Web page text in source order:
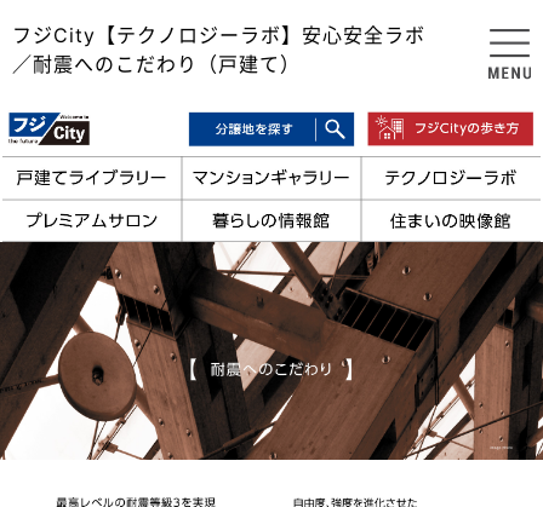
フジCity【テクノロジーラボ】安心安全ラボ
／耐震へのこだわり（戸建て）